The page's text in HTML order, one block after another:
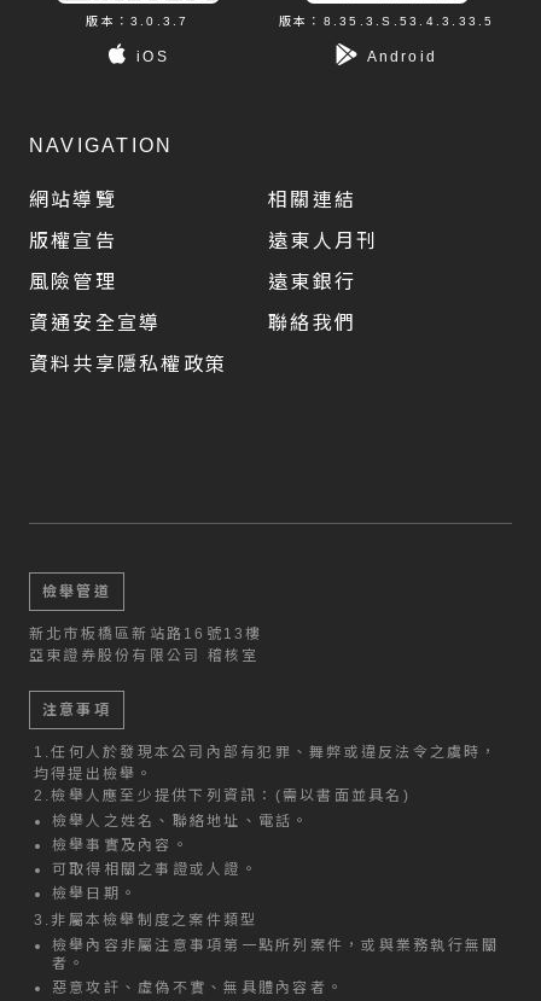
版本：3.0.3.7
iOS
版本：8.35.3.S.53.4.3.33.5
Android
NAVIGATION
網站導覽
版權宣告
風險管理
資通安全宣導
資料共享隱私權政策
相關連結
遠東人月刊
遠東銀行
聯絡我們
檢舉管道
新北市板橋區新站路16號13樓
亞東證券股份有限公司 稽核室
注意事項
1.任何人於發現本公司內部有犯罪、舞弊或違反法令之虞時，
均得提出檢舉。
2.檢舉人應至少提供下列資訊：(需以書面並具名)
檢舉人之姓名、聯絡地址、電話。
檢舉事實及內容。
可取得相關之事證或人證。
檢舉日期。
3.非屬本檢舉制度之案件類型
檢舉內容非屬注意事項第一點所列案件，或與業務執行無關
者。
惡意攻訐、虛偽不實、無具體內容者。